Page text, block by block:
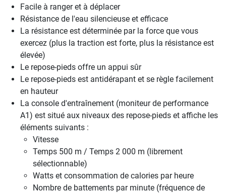
Facile à ranger et à déplacer
Résistance de l'eau silencieuse et efficace
La résistance est déterminée par la force que vous
exercez (plus la traction est forte, plus la résistance est
élevée)
Le repose-pieds offre un appui sûr
Le repose-pieds est antidérapant et se règle facilement
en hauteur
La console d'entraînement (moniteur de performance
A1) est situé aux niveaux des repose-pieds et affiche les
éléments suivants :
Vitesse
Temps 500 m / Temps 2 000 m (librement
sélectionnable)
Watts et consommation de calories par heure
Nombre de battements par minute (fréquence de